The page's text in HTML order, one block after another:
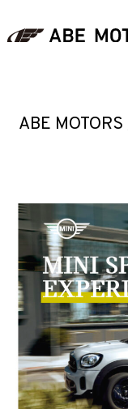
ABE